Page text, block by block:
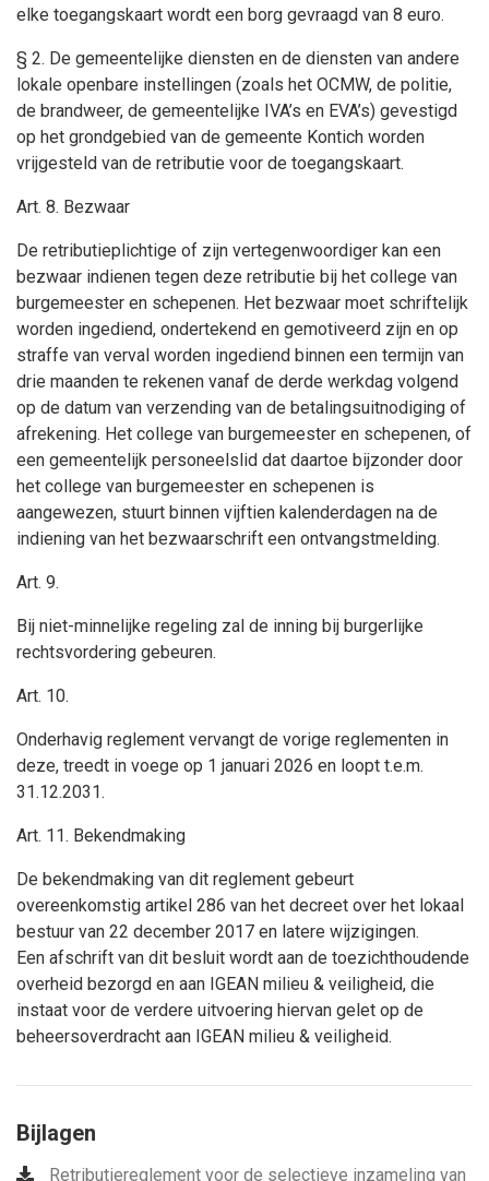
elke toegangskaart wordt een borg gevraagd van 8 euro.
§ 2. De gemeentelijke diensten en de diensten van andere
lokale openbare instellingen (zoals het OCMW, de politie,
de brandweer, de gemeentelijke IVA’s en EVA’s) gevestigd
op het grondgebied van de gemeente Kontich worden
vrijgesteld van de retributie voor de toegangskaart.
Art. 8. Bezwaar
De retributieplichtige of zijn vertegenwoordiger kan een
bezwaar indienen tegen deze retributie bij het college van
burgemeester en schepenen. Het bezwaar moet schriftelijk
worden ingediend, ondertekend en gemotiveerd zijn en op
straffe van verval worden ingediend binnen een termijn van
drie maanden te rekenen vanaf de derde werkdag volgend
op de datum van verzending van de betalingsuitnodiging of
afrekening. Het college van burgemeester en schepenen, of
een gemeentelijk personeelslid dat daartoe bijzonder door
het college van burgemeester en schepenen is
aangewezen, stuurt binnen vijftien kalenderdagen na de
indiening van het bezwaarschrift een ontvangstmelding.
Art. 9.
Bij niet-minnelijke regeling zal de inning bij burgerlijke
rechtsvordering gebeuren.
Art. 10.
Onderhavig reglement vervangt de vorige reglementen in
deze, treedt in voege op 1 januari 2026 en loopt t.e.m.
31.12.2031.
Art. 11. Bekendmaking
De bekendmaking van dit reglement gebeurt
overeenkomstig artikel 286 van het decreet over het lokaal
bestuur van 22 december 2017 en latere wijzigingen.
Een afschrift van dit besluit wordt aan de toezichthoudende
overheid bezorgd en aan IGEAN milieu & veiligheid, die
instaat voor de verdere uitvoering hiervan gelet op de
beheersoverdracht aan IGEAN milieu & veiligheid.
Bijlagen
Retributiereglement voor de selectieve inzameling van